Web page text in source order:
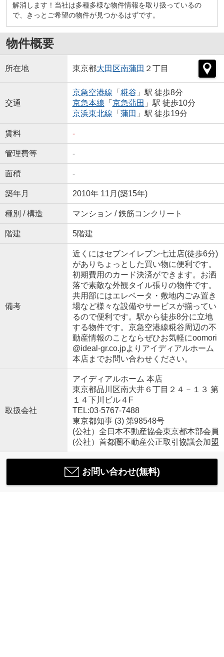
解消します！当社は多種多様な物件情報を取り扱っているの
で、きっとご希望の物件が見つかるはずです。
物件概要
所在地 東京都大田区南蒲田 ２丁目
交通
京急空港線 「 糀谷 」駅 徒歩8分
京急本線 「 京急蒲田 」駅 徒歩10分
京浜東北線 「 蒲田 」駅 徒歩19分
賃料 -
管理費等 -
面積 -
築年月 2010年 11月(築15年)
種別 / 構造 マンション / 鉄筋コンクリート
階建 5階建
備考
近くにはセブンイレブン七辻店(徒歩6分)
がありちょっとした買い物に便利です。
初期費用のカード決済ができます。お洒
落で素敵な外観タイル張りの物件です。
共用部にはエレベータ・敷地内ごみ置き
場など様々な設備やサービスが揃ってい
るので便利です。駅から徒歩8分に立地
する物件です。京急空港線糀谷周辺の不
動産情報のことならぜひお気軽にoomori
@ideal-gr.co.jpよりアイディアルホーム
本店までお問い合わせください。
取扱会社
アイディアルホーム 本店
東京都品川区南大井６丁目２４－１３ 第
１４下川ビル４F
TEL:03-5767-7488
東京都知事 (3) 第98548号
(公社）全日本不動産協会東京都本部会員
(公社）首都圏不動産公正取引協議会加盟
お問い合わせ(無料)